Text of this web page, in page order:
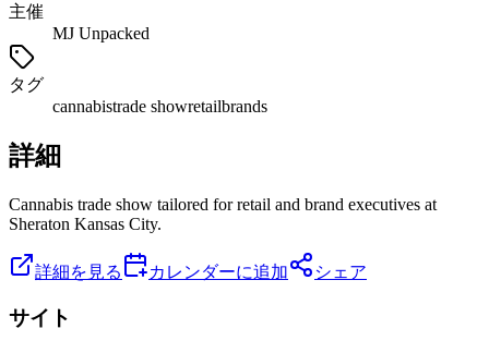
主催
MJ Unpacked
タグ
cannabistrade showretailbrands
詳細
Cannabis trade show tailored for retail and brand executives at
Sheraton Kansas City.
詳細を見る カレンダーに追加 シェア
サイト